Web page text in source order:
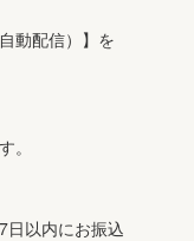
動配信）】を
。
日以内にお振込